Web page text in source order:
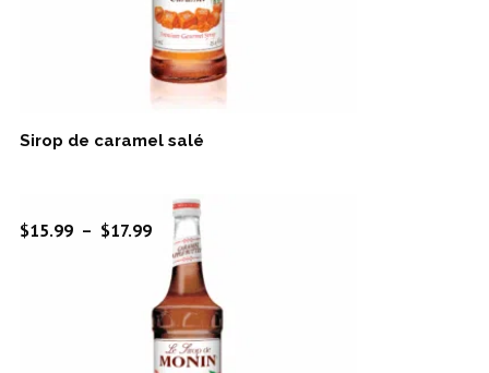
Sirop de caramel salé
$15.99 – $17.99Plage
prix :
$15.99
à
$17.99